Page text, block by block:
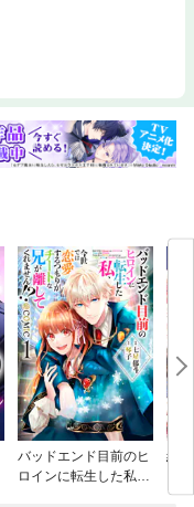
バッドエンド目前のヒ
ロインに転生した私、
結